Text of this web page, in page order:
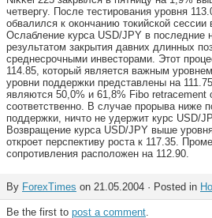
четвергу. После тестирования уровня
обвалился к окончанию токийской сессии
Ослабление курса USD/JPY в последние
результатом закрытия давних длинных
среднесрочными инвесторами. Этот
114.85, который является важным
уровни поддержки представлены на
являются 50,0% и 61,8% Fibo retracement
соответственно. В случае прорыва ниже
поддержки, ничто не удержит курс USD/
Возвращение курса USD/JPY выше
откроет перспективу роста к 117.35.
сопротивления расположен на 112.90.
By ForexTimes on 21.05.2004 · Posted in
Be the first to post a comment.